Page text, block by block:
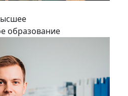
образование